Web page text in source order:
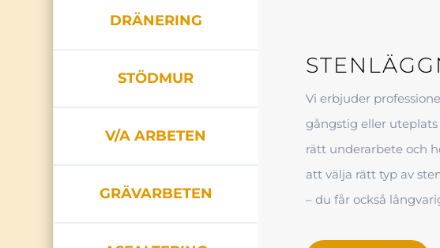
DRÄNERING
STÖDMUR
V/A ARBETEN
GRÄVARBETEN
Vi erbjuder
gångstig eller
rätt underarbete och
att välja rätt typ av
– du får också